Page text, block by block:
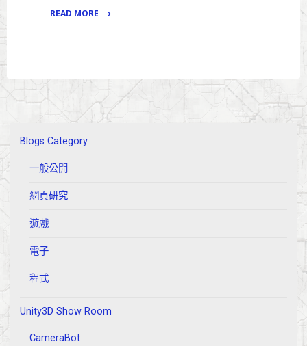
READ MORE
Shader"
Blogs Category
一般公開
網頁研究
遊戲
電子
程式
Unity3D Show Room
CameraBot